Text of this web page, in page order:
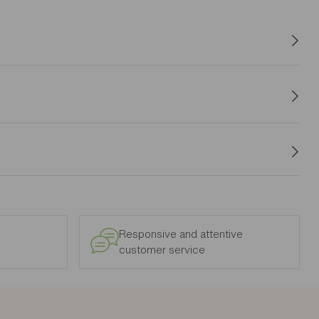
practical. The different finishes available will bring a lot
the floor or suspended. Transform your bedroom into a
Responsive and attentive
customer service